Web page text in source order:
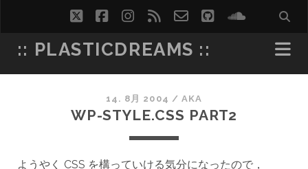
twitterfacebookinstagram
rss email-
form
github
:: PLASTICDREAMS ::
14. 8月 2004 / AKA
WP-STYLE.CSS PART2
ようやく CSS を構っていける気分になったので，